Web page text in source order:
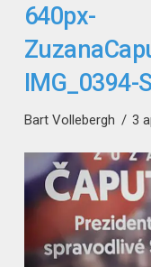
640px-
IMG_0394-
Bart Vollebergh 3